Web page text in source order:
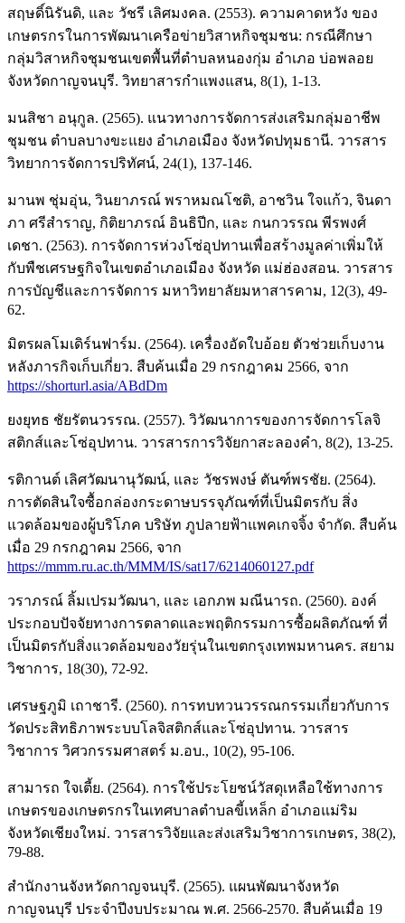
สฤษดิ์นิรันดิ, และ วัชรี เลิศมงคล. (2553). ความคาดหวัง ของ
เกษตรกรในการพัฒนาเครือข่ายวิสาหกิจชุมชน: กรณีศึกษา
กลุ่มวิสาหกิจชุมชนเขตพื้นที่ตำบลหนองกุ่ม อำเภอ บ่อพลอย
จังหวัดกาญจนบุรี. วิทยาสารกำแพงแสน, 8(1), 1-13.
มนสิชา อนุกูล. (2565). แนวทางการจัดการส่งเสริมกลุ่มอาชีพ
ชุมชน ตำบลบางขะแยง อำเภอเมือง จังหวัดปทุมธานี. วารสาร
วิทยาการจัดการปริทัศน์, 24(1), 137-146.
มานพ ชุ่มอุ่น, วินยาภรณ์ พราหมณโชติ, อาชวิน ใจแก้ว, จินดา
ภา ศรีสำราญ, กิติยาภรณ์ อินธิปีก, และ กนกวรรณ พีรพงศ์
เดชา. (2563). การจัดการห่วงโซ่อุปทานเพื่อสร้างมูลค่าเพิ่มให้
กับพืชเศรษฐกิจในเขตอำเภอเมือง จังหวัด แม่ฮ่องสอน. วารสาร
การบัญชีและการจัดการ มหาวิทยาลัยมหาสารคาม, 12(3), 49-
62.
มิตรผลโมเดิร์นฟาร์ม. (2564). เครื่องอัดใบอ้อย ตัวช่วยเก็บงาน
หลังภารกิจเก็บเกี่ยว. สืบค้นเมื่อ 29 กรกฎาคม 2566, จาก
https://shorturl.asia/ABdDm
ยงยุทธ ชัยรัตนวรรณ. (2557). วิวัฒนาการของการจัดการโลจิ
สติกส์และโซ่อุปทาน. วารสารการวิจัยกาสะลองคำ, 8(2), 13-25.
รติกานต์ เลิศวัฒนานุวัฒน์, และ วัชรพงษ์ ตันฑ์พรชัย. (2564).
การตัดสินใจซื้อกล่องกระดาษบรรจุภัณฑ์ที่เป็นมิตรกับ สิ่ง
แวดล้อมของผู้บริโภค บริษัท ภูปลายฟ้าแพคเกจจิ้ง จำกัด. สืบค้น
เมื่อ 29 กรกฎาคม 2566, จาก
https://mmm.ru.ac.th/MMM/IS/sat17/6214060127.pdf
วราภรณ์ ลิ้มเปรมวัฒนา, และ เอกภพ มณีนารถ. (2560). องค์
ประกอบปัจจัยทางการตลาดและพฤติกรรมการซื้อผลิตภัณฑ์ ที่
เป็นมิตรกับสิ่งแวดล้อมของวัยรุ่นในเขตกรุงเทพมหานคร. สยาม
วิชาการ, 18(30), 72-92.
เศรษฐภูมิ เถาชารี. (2560). การทบทวนวรรณกรรมเกี่ยวกับการ
วัดประสิทธิภาพระบบโลจิสติกส์และโซ่อุปทาน. วารสาร
วิชาการ วิศวกรรมศาสตร์ ม.อบ., 10(2), 95-106.
สามารถ ใจเตี้ย. (2564). การใช้ประโยชน์วัสดุเหลือใช้ทางการ
เกษตรของเกษตรกรในเทศบาลตำบลขี้เหล็ก อำเภอแม่ริม
จังหวัดเชียงใหม่. วารสารวิจัยและส่งเสริมวิชาการเกษตร, 38(2),
79-88.
สำนักงานจังหวัดกาญจนบุรี. (2565). แผนพัฒนาจังหวัด
กาญจนบุรี ประจำปีงบประมาณ พ.ศ. 2566-2570. สืบค้นเมื่อ 19